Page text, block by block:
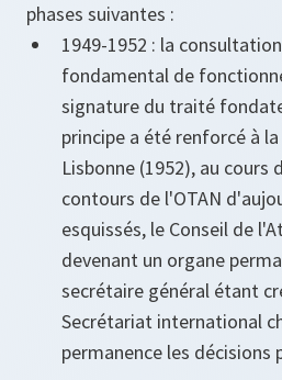
phases suivantes :
1949‑1952 : la
fondamental de
signature du traité
principe a été renforcé à
Lisbonne (1952), au cours
contours de l'OTAN
esquissés, le Conseil de
devenant un organe
secrétaire général étant
Secrétariat international
permanence les décisions